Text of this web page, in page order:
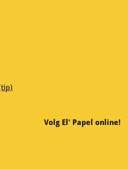
Volg El' Papel online!